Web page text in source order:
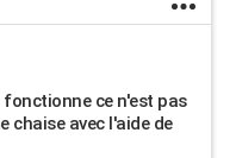
ce n'est pas
chaise avec l'aide de